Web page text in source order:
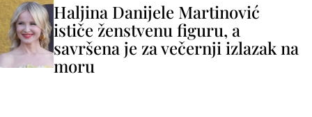
Haljina Danijele Martinović
ističe ženstvenu figuru, a
savršena je za večernji izlazak na
moru